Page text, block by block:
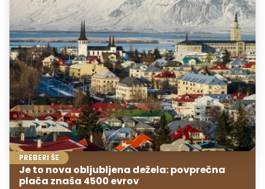
PREBERI ŠE
Je to nova obljubljena dežela: povprečna
plača znaša 4500 evrov